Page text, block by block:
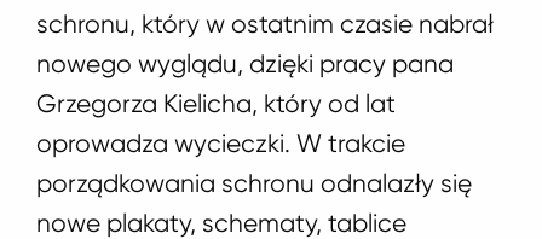
schronu, który w ostatnim czasie nabrał
nowego wyglądu, dzięki pracy pana
Grzegorza Kielicha, który od lat
oprowadza wycieczki. W trakcie
porządkowania schronu odnalazły się
nowe plakaty, schematy, tablice